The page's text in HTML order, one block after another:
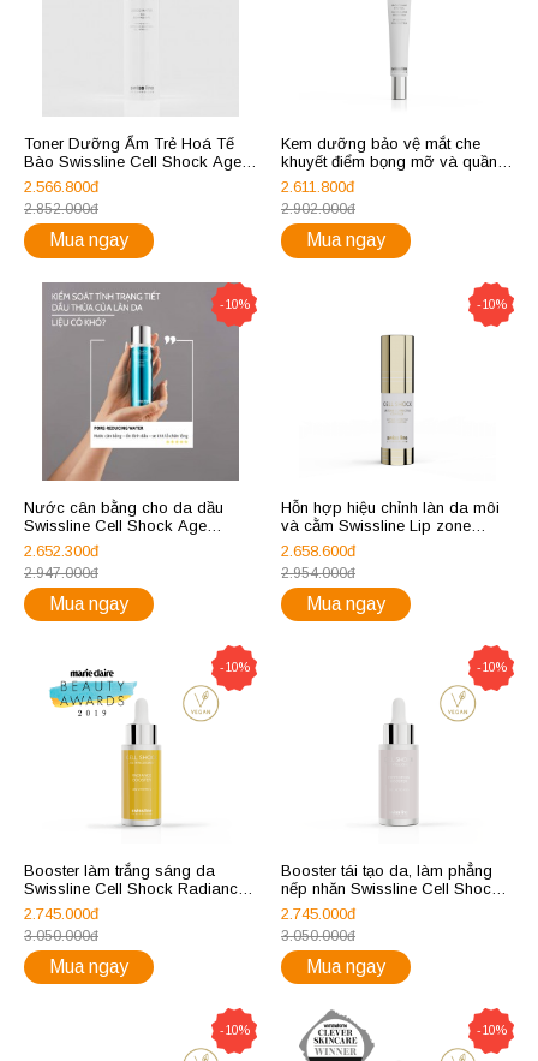
Toner Dưỡng Ẩm Trẻ Hoá Tế
Bào Swissline Cell Shock Age
Intelligence Good Water
2.566.800đ
2.852.000đ
Mua ngay
Kem dưỡng bảo vệ mắt che
khuyết điểm bọng mỡ và quầng
thâm Swissline Cell Shock White
Brightening Eye Veil SPF 50+++
2.611.800đ
2.902.000đ
Mua ngay
-10%
Nước cân bằng cho da dầu
Swissline Cell Shock Age
Intelligence Pore-Reducing
Water 1217
2.652.300đ
2.947.000đ
Mua ngay
-10%
Hỗn hợp hiệu chỉnh làn da môi
và cằm Swissline Lip zone
Corrective Complex - REF.1161
2.658.600đ
2.954.000đ
Mua ngay
-10%
Booster làm trắng sáng da
Swissline Cell Shock Radiance
Booster Vitamin C 10%
2.745.000đ
3.050.000đ
Mua ngay
-10%
Booster tái tạo da, làm phẳng
nếp nhăn Swissline Cell Shock
Perfection Booster
2.745.000đ
3.050.000đ
Mua ngay
-10% -10%